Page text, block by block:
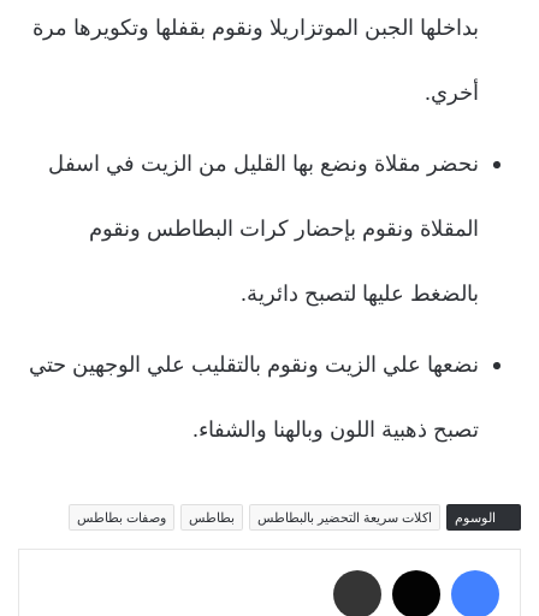
بداخلها الجبن الموتزاريلا ونقوم بقفلها وتكويرها مرة
أخري.
نحضر مقلاة ونضع بها القليل من الزيت في اسفل
المقلاة ونقوم بإحضار كرات البطاطس ونقوم
بالضغط عليها لتصبح دائرية.
نضعها علي الزيت ونقوم بالتقليب علي الوجهين حتي
تصبح ذهبية اللون وبالهنا والشفاء.
الوسوم اكلات سريعة التحضير بالبطاطس بطاطس وصفات بطاطس
فيسبوك